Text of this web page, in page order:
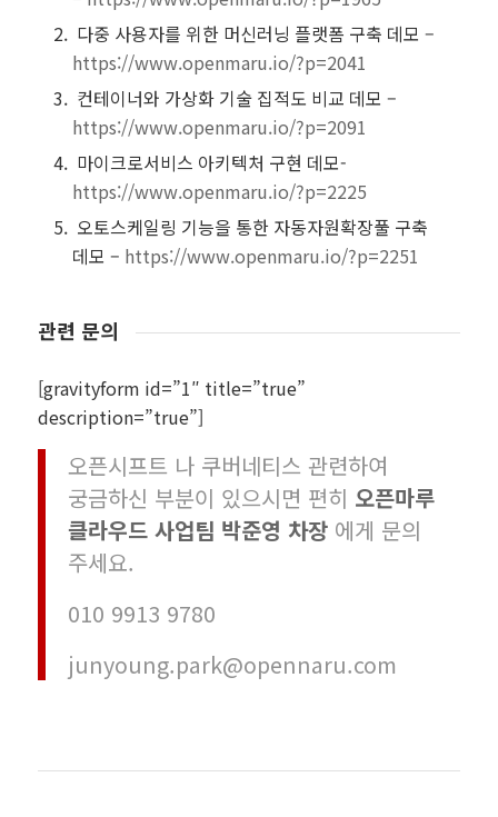
다중 사용자를 위한 머신러닝 플랫폼 구축 데모 –
https://www.openmaru.io/?p=2041
컨테이너와 가상화 기술 집적도 비교 데모 –
https://www.openmaru.io/?p=2091
마이크로서비스 아키텍처 구현 데모-
https://www.openmaru.io/?p=2225
오토스케일링 기능을 통한 자동자원확장풀 구축
데모 – https://www.openmaru.io/?p=2251
관련 문의
[gravityform id=”1″ title=”true”
description=”true”]
오픈시프트 나 쿠버네티스 관련하여
궁금하신 부분이 있으시면 편히 오픈마루
클라우드 사업팀 박준영 차장에게 문의
주세요.
010 9913 9780
junyoung.park@opennaru.com